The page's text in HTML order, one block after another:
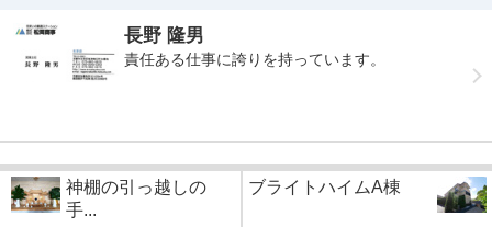
長野 隆男
責任ある仕事に誇りを持っています。
神棚の引っ越しの
手...
ブライトハイムA棟